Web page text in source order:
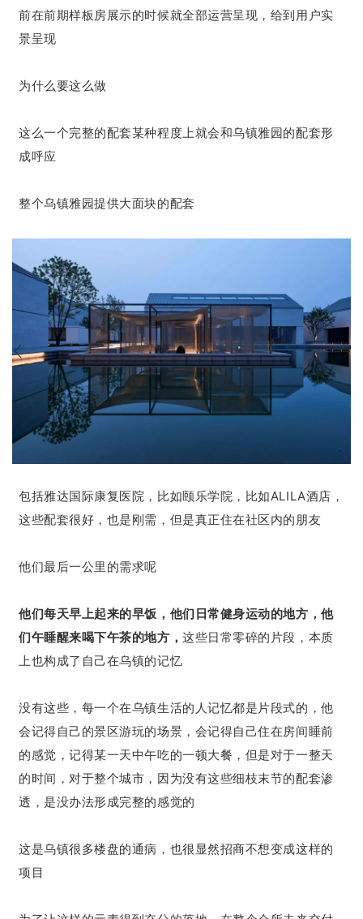
前在前期样板房展示的时候就全部运营呈现，给到用户实
景呈现
为什么要这么做
这么一个完整的配套某种程度上就会和乌镇雅园的配套形
成呼应
整个乌镇雅园提供大面块的配套
包括雅达国际康复医院，比如颐乐学院，比如ALILA酒店，
这些配套很好，也是刚需，但是真正住在社区内的朋友
他们最后一公里的需求呢
他们每天早上起来的早饭，他们日常健身运动的地方，他
们午睡醒来喝下午茶的地方，这些日常零碎的片段，本质
上也构成了自己在乌镇的记忆
没有这些，每一个在乌镇生活的人记忆都是片段式的，他
会记得自己的景区游玩的场景，会记得自己住在房间睡前
的感觉，记得某一天中午吃的一顿大餐，但是对于一整天
的时间，对于整个城市，因为没有这些细枝末节的配套渗
透，是没办法形成完整的感觉的
这是乌镇很多楼盘的通病，也很显然招商不想变成这样的
项目